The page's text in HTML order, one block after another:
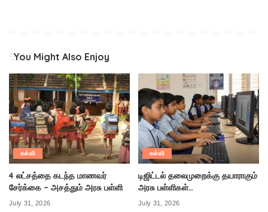
You Might Also Enjoy
கல்வி
4 லட்சத்தை கடந்த மாணவர்
சேர்க்கை – அசத்தும் அரசு பள்ளி
July 31, 2026
கல்வி
டிஜிட்டல் தலைமுறைக்கு தயாராகும்
அரசு பள்ளிகள்…
July 31, 2026